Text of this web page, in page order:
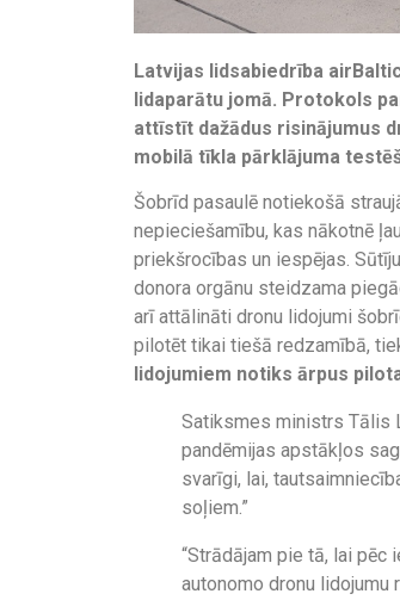
Latvijas lidsabiedrība
lidaparātu jomā. Protokols
attīstīt dažādus risinājumus
mobilā tīkla pārklājuma
Šobrīd pasaulē notiekošā
nepieciešamību, kas nākotnē
priekšrocības un iespējas.
donora orgānu steidzama
arī attālināti dronu lidojumi
pilotēt tikai tiešā redzamībā,
lidojumiem notiks ārpus
Satiksmes ministrs Tālis
pandēmijas apstākļos
svarīgi, lai,
soļiem.”
“Strādājam pie tā, lai
autonomo dronu